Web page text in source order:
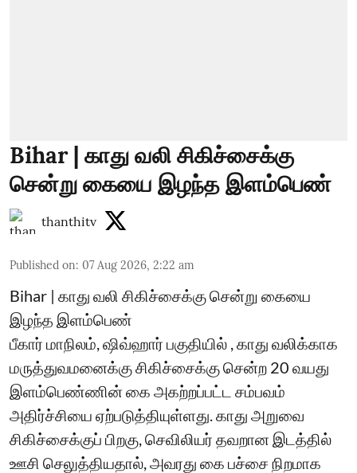
Bihar | காது வலி சிகிச்சைக்கு
சென்று கையை இழந்த இளம்பெண்
thanthitv
Published on: 07 Aug 2026, 2:22 am
Bihar | காது வலி சிகிச்சைக்கு சென்று கையை
இழந்த இளம்பெண்
பீகார் மாநிலம், ஷிவ்ஹார் பகுதியில் , காது வலிக்காக
மருத்துவமனைக்கு சிகிச்சைக்கு சென்ற 20 வயது
இளம்பெண்ணின் கை அகற்றப்பட்ட சம்பவம்
அதிர்ச்சியை ஏற்படுத்தியுள்ளது. காது அறுவை
சிகிச்சைக்குப் பிறகு, செவிலியர் தவறான இடத்தில்
ஊசி செலுத்தியதால், அவரது கை பச்சை நிறமாக